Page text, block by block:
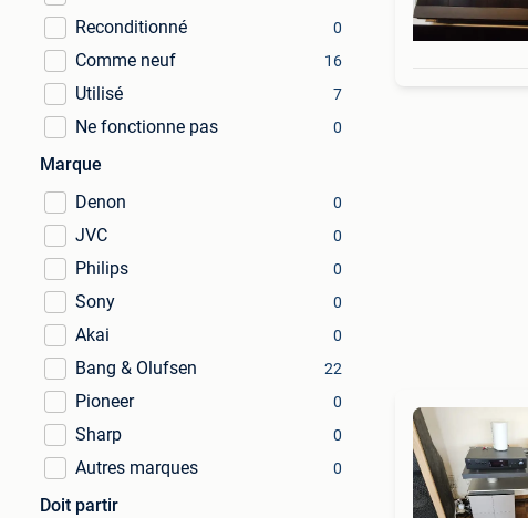
Reconditionné 0
Comme neuf 16
Utilisé 7
Ne fonctionne pas 0
Marque
Denon
0
JVC 0
Philips 0
Sony 0
Akai 0
Bang & Olufsen 22
Pioneer 0
Sharp 0
Autres marques 0
Doit partir